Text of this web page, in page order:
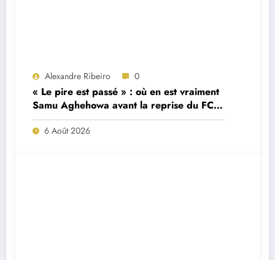
Alexandre Ribeiro 0
« Le pire est passé » : où en est vraiment
Samu Aghehowa avant la reprise du FC
Porto ?
6 Août 2026